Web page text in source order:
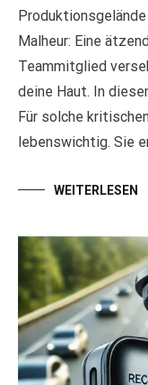
Produktionsgelände
Malheur: Eine
Teammitglied
deine Haut. In
Für solche
lebenswichtig. Sie
WEITERLESEN